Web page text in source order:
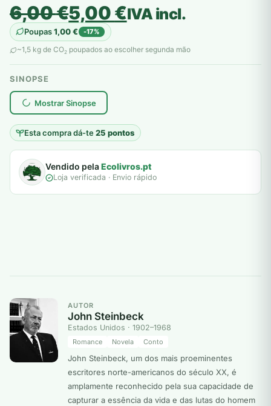
6,00€
O
preço
original
era:
6,00 €.
5,00€
O
preço
atual
é:
5,00 €.
IVA incl.
Poupas1,00€ -17%
~1,5 kg de CO2 poupados ao escolher segunda mão
SINOPSE
Mostrar Sinopse
Esta compra dá-te25 pontos
plantar árvores reais
Vendido pelaEcolivros.pt
Loja verificada · Envio rápido
AUTOR
John Steinbeck
Estados Unidos · 1902–1968
Romance Novela Conto
John Steinbeck, um dos mais proeminentes
escritores norte-americanos do século XX, é
amplamente reconhecido pela sua capacidade de
capturar a essência da vida e das lutas do homem